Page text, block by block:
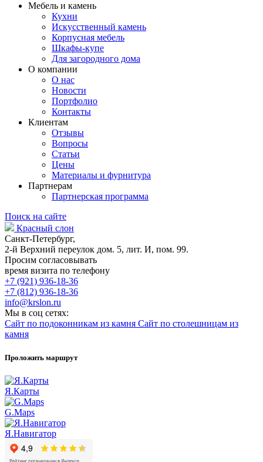
Мебель и камень
Кухни
Искусственный камень
Корпусная мебель
Шкафы-купе
Для загородного дома
О компании
О нас
Новости
Портфолио
Контакты
Клиентам
Отзывы
Вопросы
Статьи
Цены
Материалы и фурнитура
Партнерам
Партнерская программа
Поиск на сайте
Красный слон
Санкт-Петербург,
2-й Верхний переулок дом. 5, лит. И, пом. 99.
Просим согласовывать
время визита по телефону
+7 (921) 936-18-36
+7 (812) 936-18-36
info@krslon.ru
Мы в соц сетях:
Сайт по подоконникам из камня Сайт по столешницам из
камня
Проложить маршрут
Я.Карты
G.Maps
Я.Навигатор